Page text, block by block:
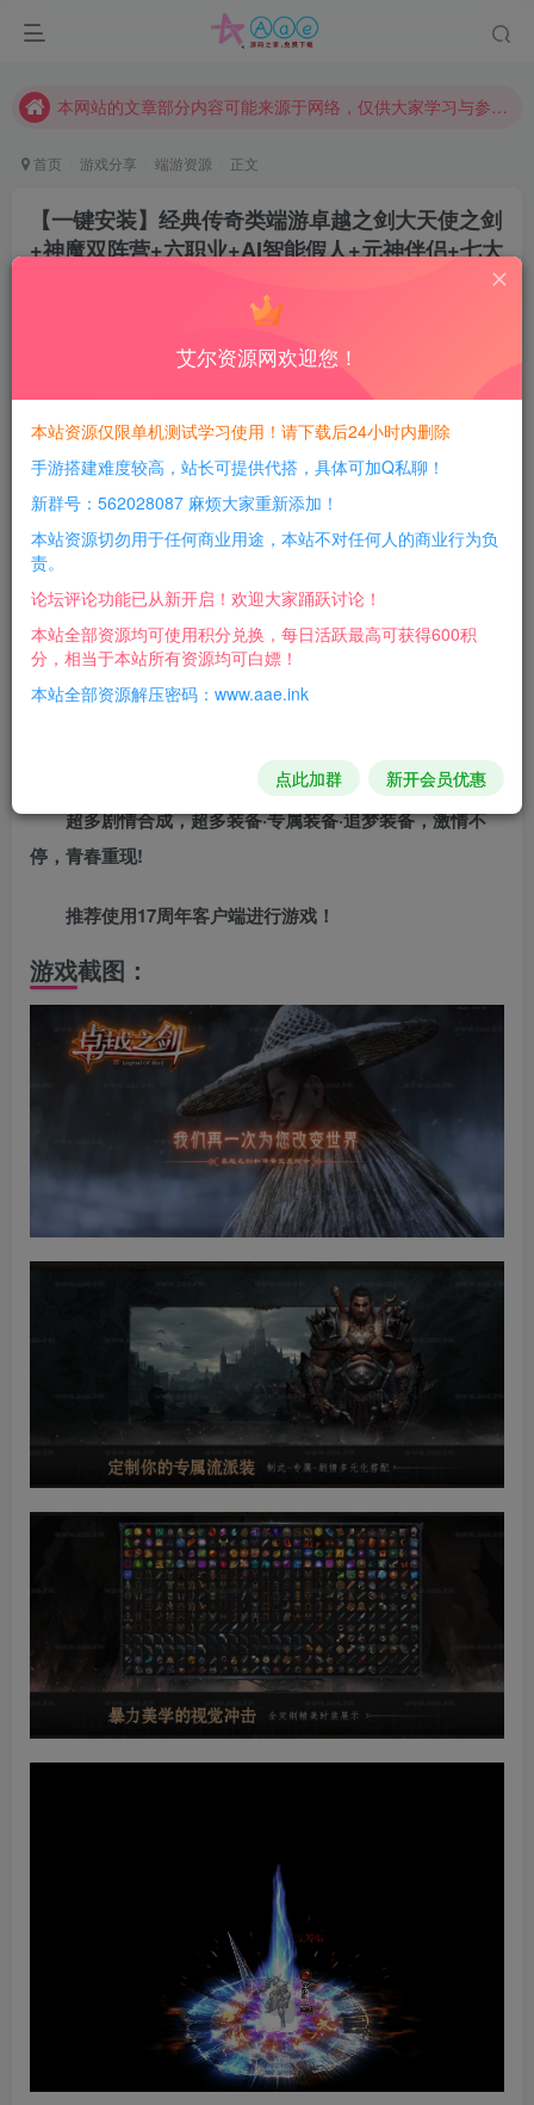
现在赞助会员享受专属折扣，详情点击此条公告。
本网站的文章部分内容可能来源于网络，仅供大家学习与参考，如有侵权，请联系站长QQ466107887进行删除处理。
首页 游戏分享 端游资源 正文
【一键安装】经典传奇类端游卓越之剑大天使之剑
+神魔双阵营+六职业+AI智能假人+元神伴侣+七大
175
每日活跃最高可获得600积分！所有资源可以使用
积分免费兑换！
游戏介绍：
历时三个月的数据测试，确保任何档次的玩家，都有追
梦的体验!
超多剧情合成，超多装备·专属装备·追梦装备，激情不
停，青春重现!
推荐使用17周年客户端进行游戏！
游戏截图：
艾尔资源网欢迎您！
本站资源仅限单机测试学习使用！请下载后24小时内删除
手游搭建难度较高，站长可提供代搭，具体可加Q私聊！
新群号：562028087 麻烦大家重新添加！
本站资源切勿用于任何商业用途，本站不对任何人的商业行为负
责。
论坛评论功能已从新开启！欢迎大家踊跃讨论！
本站全部资源均可使用积分兑换，每日活跃最高可获得600积
分，相当于本站所有资源均可白嫖！
本站全部资源解压密码：www.aae.ink
点此加群 新开会员优惠